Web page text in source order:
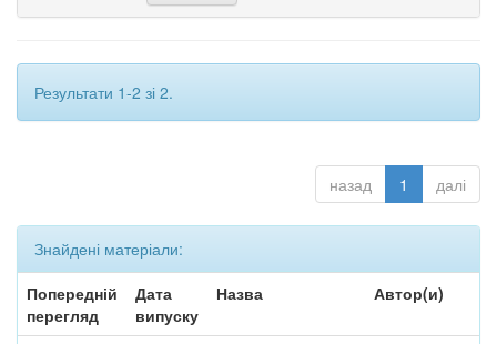
Результати 1-2 зі 2.
назад 1 далі
Знайдені матеріали:
Попередній
перегляд
Дата
випуску
Назва Автор(и)